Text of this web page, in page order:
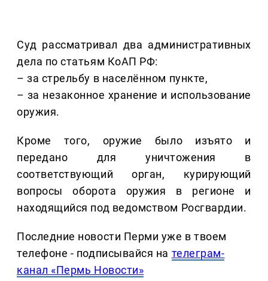
Суд рассматривал два административных
дела по статьям КоАП РФ:
– за стрельбу в населённом пункте,
– за незаконное хранение и использование
оружия.
Кроме того, оружие было изъято и
передано для уничтожения в
соответствующий орган, курирующий
вопросы оборота оружия в регионе и
находящийся под ведомством Росгвардии.
Последние новости Перми уже в твоем
телефоне - подписывайся на телеграм-
канал «Пермь Новости»